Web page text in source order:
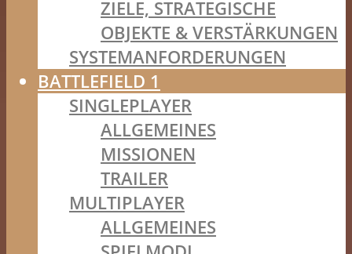
ZIELE, STRATEGISCHE
OBJEKTE & VERSTÄRKUNGEN
SYSTEMANFORDERUNGEN
BATTLEFIELD 1
SINGLEPLAYER
ALLGEMEINES
MISSIONEN
TRAILER
MULTIPLAYER
ALLGEMEINES